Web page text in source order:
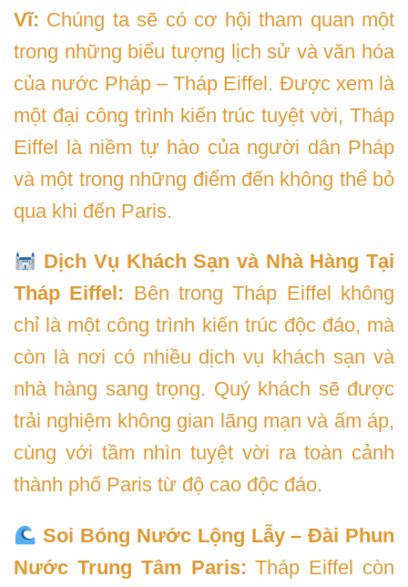
Vĩ: Chúng ta sẽ có cơ hội tham quan một
trong những biểu tượng lịch sử và văn hóa
của nước Pháp – Tháp Eiffel. Được xem là
một đại công trình kiến trúc tuyệt vời, Tháp
Eiffel là niềm tự hào của người dân Pháp
và một trong những điểm đến không thể bỏ
qua khi đến Paris.
Dịch Vụ Khách Sạn và Nhà Hàng Tại
Tháp Eiffel: Bên trong Tháp Eiffel không
chỉ là một công trình kiến trúc độc đáo, mà
còn là nơi có nhiều dịch vụ khách sạn và
nhà hàng sang trọng. Quý khách sẽ được
trải nghiệm không gian lãng mạn và ấm áp,
cùng với tầm nhìn tuyệt vời ra toàn cảnh
thành phố Paris từ độ cao độc đáo.
Soi Bóng Nước Lộng Lẫy – Đài Phun
Nước Trung Tâm Paris: Tháp Eiffel còn